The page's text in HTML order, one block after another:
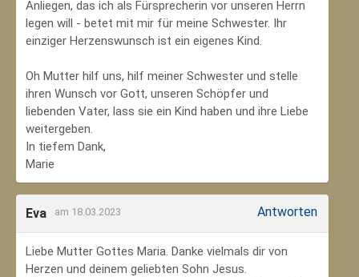
Anliegen, das ich als Fürsprecherin vor unseren Herrn
legen will - betet mit mir für meine Schwester. Ihr
einziger Herzenswunsch ist ein eigenes Kind.
Oh Mutter hilf uns, hilf meiner Schwester und stelle
ihren Wunsch vor Gott, unseren Schöpfer und
liebenden Vater, lass sie ein Kind haben und ihre Liebe
weitergeben.
In tiefem Dank,
Marie
Eva am 18.03.2023 Antworten
Liebe Mutter Gottes Maria. Danke vielmals dir von
Herzen und deinem geliebten Sohn Jesus.